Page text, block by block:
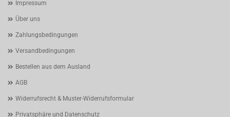
Impressum
Über uns
Zahlungsbedingungen
Versandbedingungen
Bestellen aus dem Ausland
AGB
Widerrufsrecht & Muster-Widerrufsformular
Privatsphäre und Datenschutz